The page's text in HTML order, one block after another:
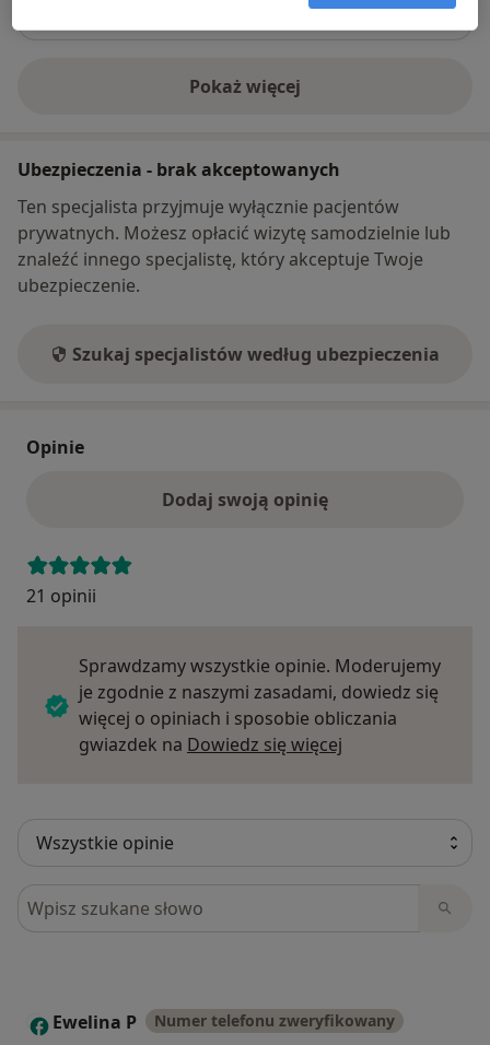
Pokaż więcej
o adresie
Ubezpieczenia - brak akceptowanych
Ten specjalista przyjmuje wyłącznie pacjentów
prywatnych. Możesz opłacić wizytę samodzielnie lub
znaleźć innego specjalistę, który akceptuje Twoje
ubezpieczenie.
Szukaj specjalistów według ubezpieczenia
Opinie
Dodaj swoją opinię
21 opinii
Sprawdzamy wszystkie opinie. Moderujemy
je zgodnie z naszymi zasadami, dowiedz się
więcej o opiniach i sposobie obliczania
gwiazdek na Dowiedz się więcej
Szukaj w opiniach
E Ewelina P Numer telefonu zweryfikowany